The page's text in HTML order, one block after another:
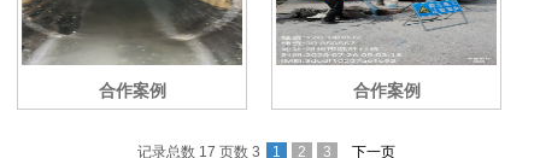
合作案例 合作案例
记录总数 17 页数 3 1 2 3 下一页